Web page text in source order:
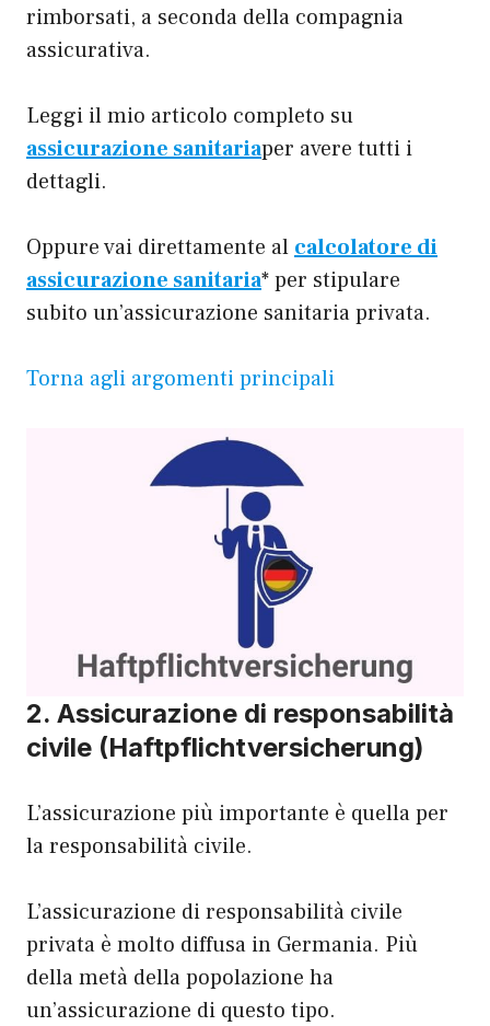
rimborsati, a seconda della compagnia
assicurativa.
Leggi il mio articolo completo su
assicurazione sanitariaper avere tutti i
dettagli.
Oppure vai direttamente al calcolatore di
assicurazione sanitaria* per stipulare
subito un’assicurazione sanitaria privata.
Torna agli argomenti principali
2. Assicurazione di responsabilità
civile (Haftpflichtversicherung)
L’assicurazione più importante è quella per
la responsabilità civile.
L’assicurazione di responsabilità civile
privata è molto diffusa in Germania. Più
della metà della popolazione ha
un’assicurazione di questo tipo.